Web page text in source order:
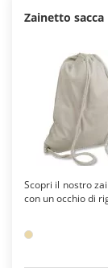
Zainetto
Scopri il nostro
con un occhio di